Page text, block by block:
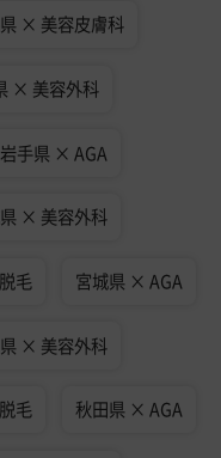
× 美容皮膚科
× 美容外科
岩手県 × AGA
× 美容外科
毛 宮城県 × AGA
× 美容外科
毛 秋田県 × AGA